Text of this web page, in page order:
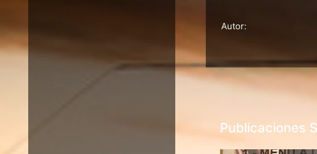
Autor:
Publicaciones